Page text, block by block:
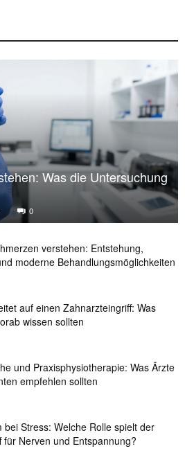
Was die Untersuchung
0
verstehen: Entstehung,
moderne Behandlungsmöglichkeiten
auf einen Zahnarzteingriff: Was
wissen sollten
und Praxisphysiotherapie: Was Ärzte
empfehlen sollten
bei Stress: Welche Rolle spielt der
für Nerven und Entspannung?